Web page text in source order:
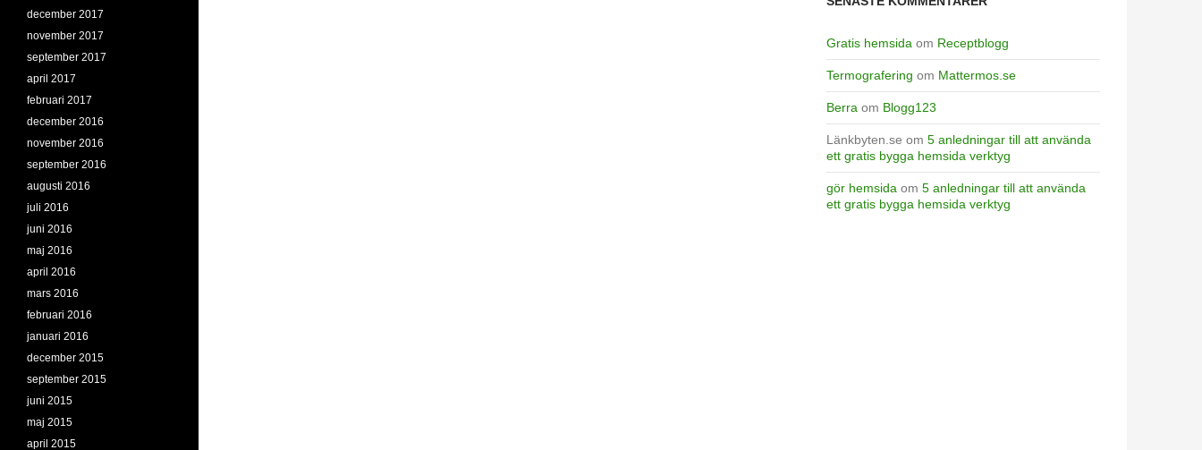
Gratis hemsida om Receptblogg
Termografering om Mattermos.se
Berra om Blogg123
Länkbyten.se om 5 anledningar till att använda
ett gratis bygga hemsida verktyg
gör hemsida om 5 anledningar till att använda
ett gratis bygga hemsida verktyg
december 2017
november 2017
september 2017
april 2017
februari 2017
december 2016
november 2016
september 2016
augusti 2016
juli 2016
juni 2016
maj 2016
april 2016
mars 2016
februari 2016
januari 2016
december 2015
september 2015
juni 2015
maj 2015
april 2015